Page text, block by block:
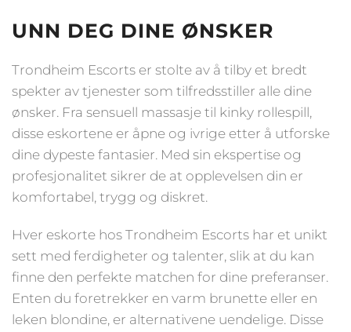
UNN DEG DINE ØNSKER
Trondheim Escorts er stolte av å tilby et bredt
spekter av tjenester som tilfredsstiller alle dine
ønsker. Fra sensuell massasje til kinky rollespill,
disse eskortene er åpne og ivrige etter å utforske
dine dypeste fantasier. Med sin ekspertise og
profesjonalitet sikrer de at opplevelsen din er
komfortabel, trygg og diskret.
Hver eskorte hos Trondheim Escorts har et unikt
sett med ferdigheter og talenter, slik at du kan
finne den perfekte matchen for dine preferanser.
Enten du foretrekker en varm brunette eller en
leken blondine, er alternativene uendelige. Disse